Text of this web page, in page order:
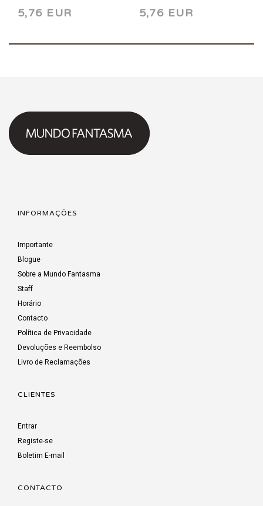
822 2006
5,76 EUR
826 2007
5,76 EUR
INFORMAÇÕES
Importante
Blogue
Sobre a Mundo Fantasma
Staff
Horário
Contacto
Política de Privacidade
Devoluções e Reembolso
Livro de Reclamações
CLIENTES
Entrar
Registe-se
Boletim E-mail
CONTACTO